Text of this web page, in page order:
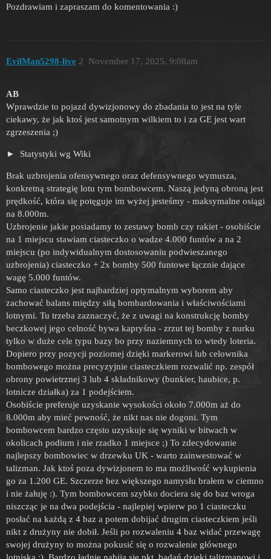
Pozdrawiam i zapraszam do komentowania :)
EvilMan5298-live November 17, 2025, 9:08am
2
AB
Wprawdzie to pojazd dywizjonowy do zbadania to jest na tyle
ciekawy, że jak ktoś jest samotnym wilkiem to i za GE jest wart
zgrzeszenia ;)
Statystyki wg Wiki
Brak uzbrojenia ofensywnego oraz defensywnego wymusza,
konkretną strategię lotu tym bombowcem. Naszą jedyną obroną jest
prędkość, która się potęguje im wyżej jesteśmy - maksymalne osiągi
na 8.000m.
Uzbrojenie jakie posiadamy to zestawy bomb czy rakiet - osobiście
na 1 miejscu stawiam ciasteczko o wadze 4.000 funtów a na 2
miejscu (po indywidualnym dostosowaniu podwieszanego
uzbrojenia) ciasteczko + 2x bomby 500 funtowe łącznie dające
wagę 5.000 funtów.
Samo ciasteczko jest najbardziej optymalnym wyborem aby
zachować balans między siłą bombardowania i właściwościami
lotnymi. Tu trzeba zaznaczyć, że z uwagi na konstrukcję bomby
beczkowej jego celność bywa kapryśna - zrzut tej bomby z nurku
tylko w duże cele typu bazy bo przy naziemnych to wtedy loteria.
Dopiero przy pozycji poziomej dzięki markerowi lub celownika
bombowego można precyzyjnie ciasteczkiem rozwalić np. zespół
obrony powietrznej 3 lub 4 składnikowy (bunkier, haubice, p.
lotnicze działka) za 1 podejściem.
Osobiście preferuje uzyskanie wysokości około 7.000m aż do
8.000m aby mieć pewność, że nikt nas nie dogoni. Tym
bombowcem bardzo często uzyskuje się wyniki w bitwach w
okolicach podium i nie rzadko 1 miejsce ;) To zdecydowanie
najlepszy bombowiec w drzewku UK - warto zainwestować w
talizman. Jak ktoś poza dywizjonem to ma możliwość wykupienia
go za 1.200 GE. Szczerze bez większego namysłu brałem w ciemno
i nie żałuję :). Tym bombowcem szybko dociera się do baz wroga
niszcząc je na dwa podejścia - najlepiej wpierw po 1 ciasteczku
posłać na każdą z 4 baz a potem dobijać drugim ciasteczkiem jeśli
nikt z drużyny nie dobił. Jeśli po rozwaleniu 4 baz widać przewagę
swojej drużyny to można pokusić się o rozwalenie głównego